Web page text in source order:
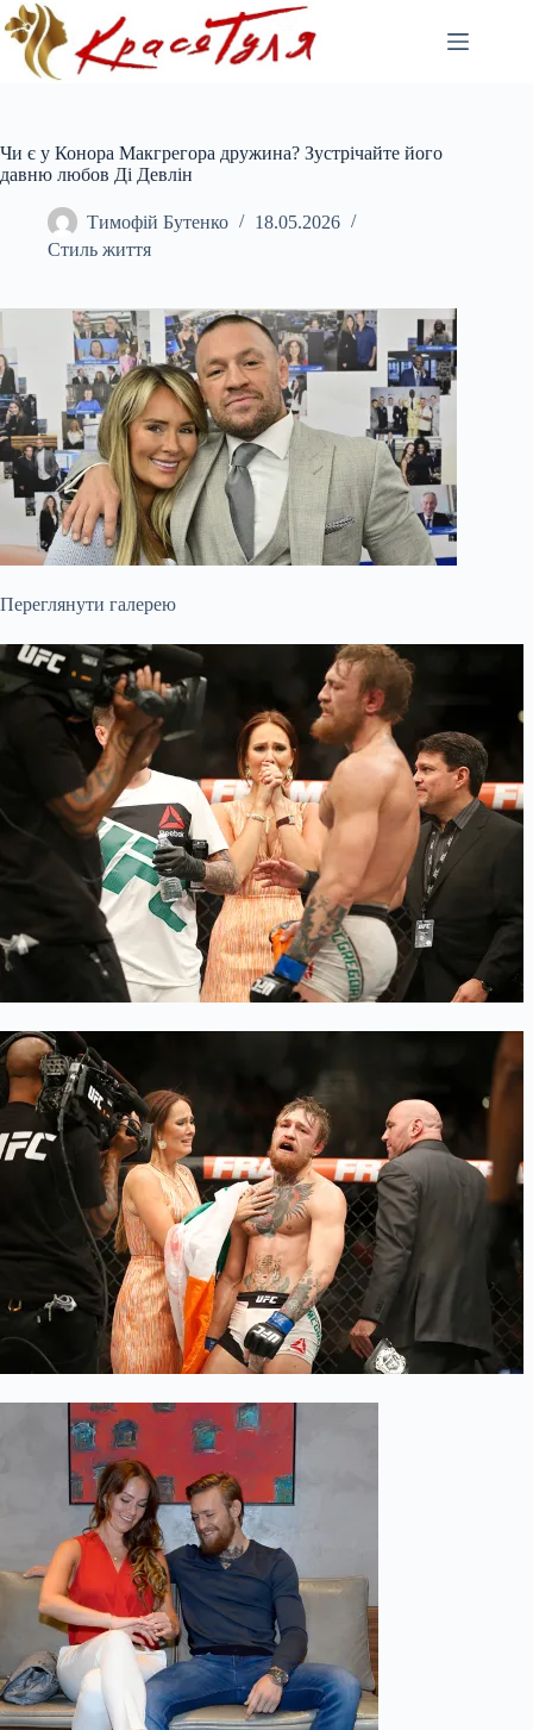
Перейти
до
вмісту
Чи є у Конора Макгрегора дружина? Зустрічайте його
давню любов Ді Девлін
Тимофій Бутенко
18.05.2026
Стиль життя
Переглянути галерею